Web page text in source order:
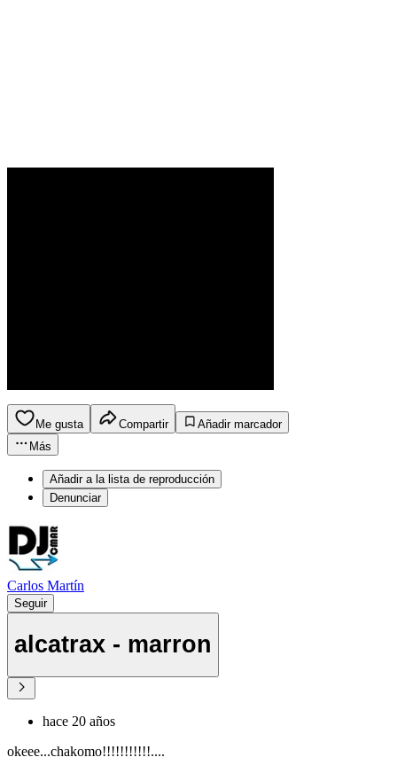
Me gusta Compartir
Añadir marcador
Más
Añadir a la lista de reproducción
Denunciar
Carlos Martín
Seguir
alcatrax - marron
hace 20 años
okeee...chakomo!!!!!!!!!!!....